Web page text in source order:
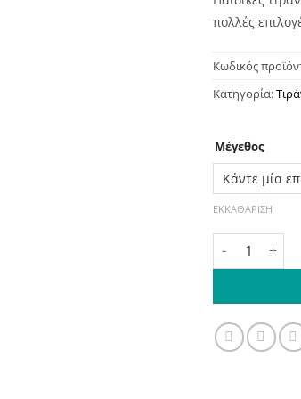
πολλές
Κωδικός
Κατηγορία:
Μέγεθος
ΕΚΚΑΘΆΡΙΣΗ
Παιδικές